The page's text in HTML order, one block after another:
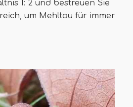
1: 2 und bestreuen Sie
um Mehltau für immer